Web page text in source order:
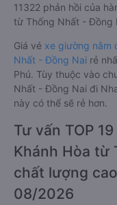
11322 phản hồi của
từ Thống Nhất - Đồng
Giá vé xe giường nằm
Nhất - Đồng Nai rẻ
Phú. Tùy thuộc vào
Nhất - Đồng Nai đi
này có thể sẽ rẻ hơn.
Tư vấn TOP
Khánh Hòa từ
chất lượng
08/2026